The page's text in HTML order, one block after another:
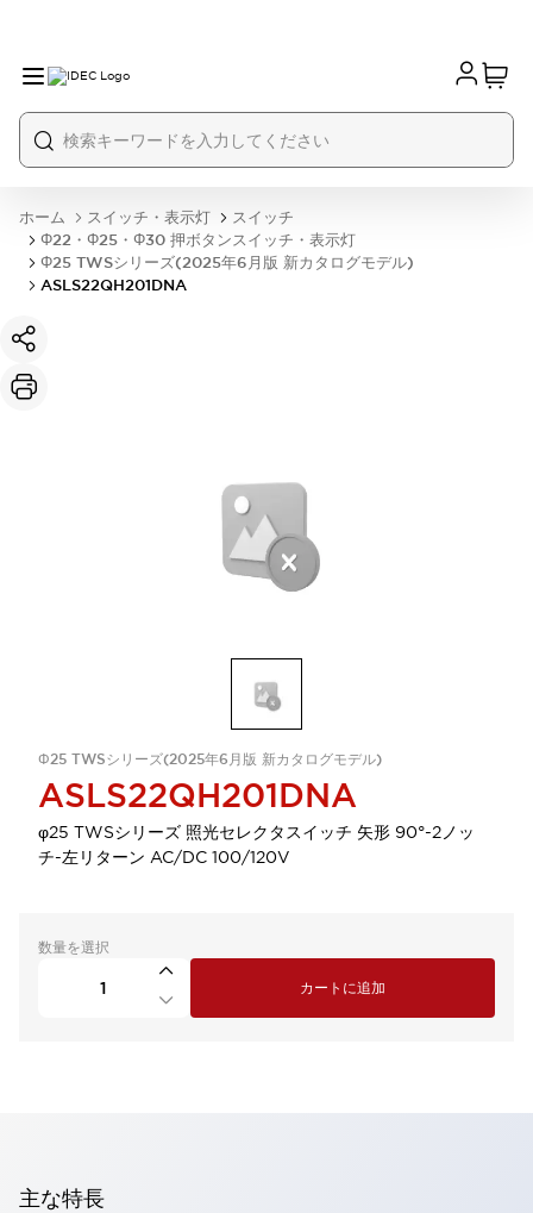
ホーム スイッチ・表示灯
スイッチ
Φ22・Φ25・Φ30 押ボタンスイッチ・表示灯
Φ25 TWSシリーズ(2025年6月版 新カタログモデル)
ASLS22QH201DNA
Φ25 TWSシリーズ(2025年6月版 新カタログモデル)
ASLS22QH201DNA
φ25 TWSシリーズ 照光セレクタスイッチ 矢形 90°-2ノッ
チ-左リターン AC/DC 100/120V
数量を選択
カートに追加
主な特長